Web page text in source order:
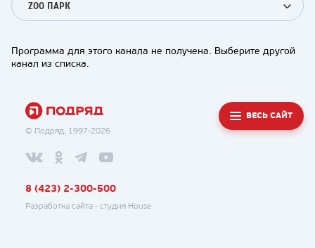
ZOO ПАРК
Программа для этого канала не получена. Выберите другой
канал из списка.
© Подряд, 1997-2026
ВЕСЬ САЙТ
8 (423) 2-300-500
Разработка сайта - студия House